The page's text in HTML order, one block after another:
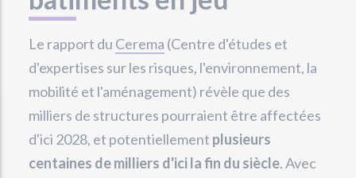
Le rapport du Cerema (Centre d'études et
d'expertises sur les risques, l'environnement, la
mobilité et l'aménagement) révèle que des
milliers de structures pourraient être affectées
d'ici 2028, et potentiellement plusieurs
centaines de milliers d'ici la fin du siècle. Avec